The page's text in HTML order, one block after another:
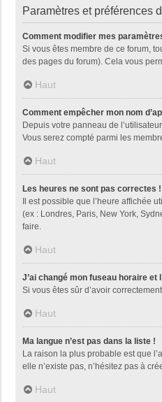
Paramètres et préférences
Comment modifier mes
Si vous êtes membre de ce forum,
des pages du forum). Cela vous
Haut
Comment empêcher mon nom
Depuis votre panneau de
Vous serez compté parmi les
Haut
Les heures ne sont pas correctes !
Il est possible que l’heure affichée
(ex : Londres, Paris, New York,
faire.
Haut
J’ai changé mon fuseau horaire
Si vous êtes sûr d’avoir
Haut
Ma langue n’est pas dans la liste !
La raison la plus probable est que
elle n’existe pas, n’hésitez pas à
Haut